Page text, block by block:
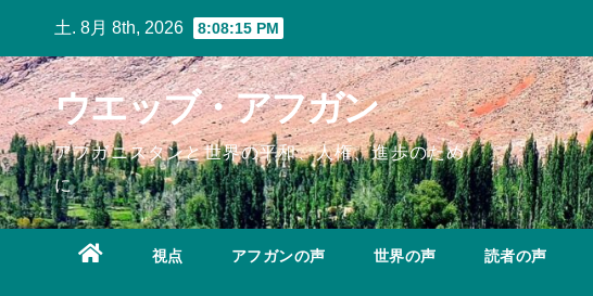
content
土. 8月 8th, 2026 8:08:16 PM
ウエッブ・アフガン
アフガニスタンと世界の平和、人権、進歩のため
に
視点 アフガンの声 世界の声 読者の声